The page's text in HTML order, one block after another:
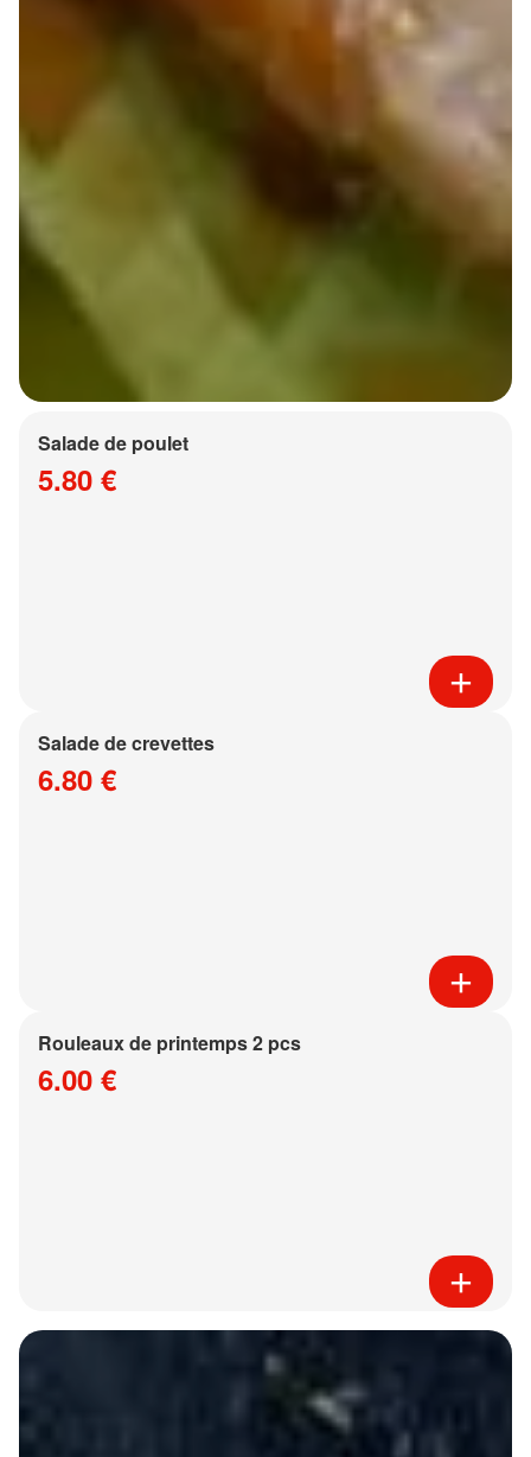
Salade de poulet
5.80 €
Salade de crevettes
6.80 €
Rouleaux de printemps 2 pcs
6.00 €